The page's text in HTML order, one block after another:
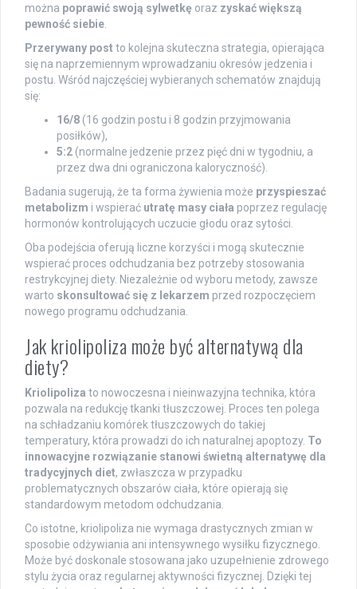
można poprawić swoją sylwetkę oraz zyskać większą
pewność siebie
Przerywany postto kolejna skuteczna strategia, opierająca
się na naprzemiennym wprowadzaniu okresów jedzenia i
postu. Wśród najczęściej wybieranych schematów znajdują
się:
16/8 (16 godzin postu i 8 godzin przyjmowania
posiłków),
5:2 (normalne jedzenie przez pięć dni w tygodniu, a
przez dwa dni ograniczona kaloryczność).
Badania sugerują, że ta forma żywienia może przyspieszać
metabolizm i wspierać utratę masy ciała poprzez regulację
hormonów kontrolujących uczucie głodu oraz sytości.
Oba podejścia oferują liczne korzyści i mogą skutecznie
wspierać proces odchudzania bez potrzeby stosowania
restrykcyjnej diety. Niezależnie od wyboru metody, zawsze
warto skonsultować się z lekarzem przed rozpoczęciem
nowego programu odchudzania.
Jak kriolipoliza może być alternatywą dla
diety?
Kriolipoliza to nowoczesna i nieinwazyjna technika, która
pozwala na redukcję tkanki tłuszczowej. Proces ten polega
na schładzaniu komórek tłuszczowych do takiej
temperatury, która prowadzi do ich naturalnej apoptozy. To
innowacyjne rozwiązanie stanowi świetną alternatywę dla
tradycyjnych diet, zwłaszcza w przypadku
problematycznych obszarów ciała, które opierają się
standardowym metodom odchudzania.
Co istotne, kriolipoliza nie wymaga drastycznych zmian w
sposobie odżywiania ani intensywnego wysiłku fizycznego.
Może być doskonale stosowana jako uzupełnienie zdrowego
stylu życia oraz regularnej aktywności fizycznej. Dzięki tej